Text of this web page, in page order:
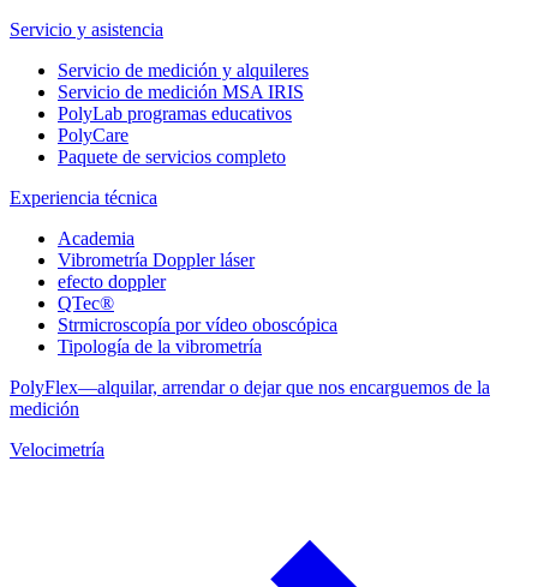
Servicio y asistencia
Servicio de medición y alquileres
Servicio de medición MSA IRIS
PolyLab programas educativos
PolyCare
Paquete de servicios completo
Experiencia técnica
Academia
Vibrometría Doppler láser
efecto doppler
QTec®
Strmicroscopía por vídeo oboscópica
Tipología de la vibrometría
PolyFlex—alquilar, arrendar o dejar que nos encarguemos de la
medición
Velocimetría